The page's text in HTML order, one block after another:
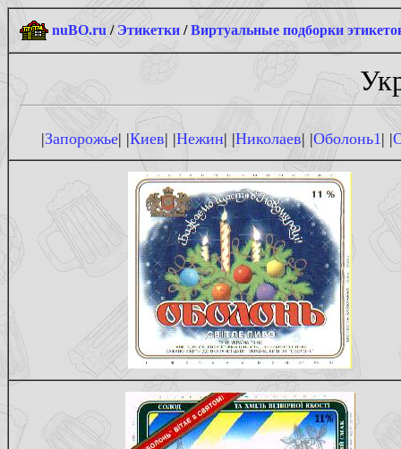
nuBO.ru / Этикетки /Виртуальные подборки
|Запорожье| |Киев| |Нежин| |Николаев| |Оболонь1| |